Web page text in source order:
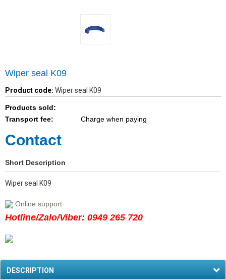
Wiper seal K09
Product code: Wiper seal K09
Products sold:
Transport fee:
Charge when paying
Contact
Short Description
Wiper seal K09
Online support
Hotline/Zalo/Viber: 0949 265 720
DESCRIPTION